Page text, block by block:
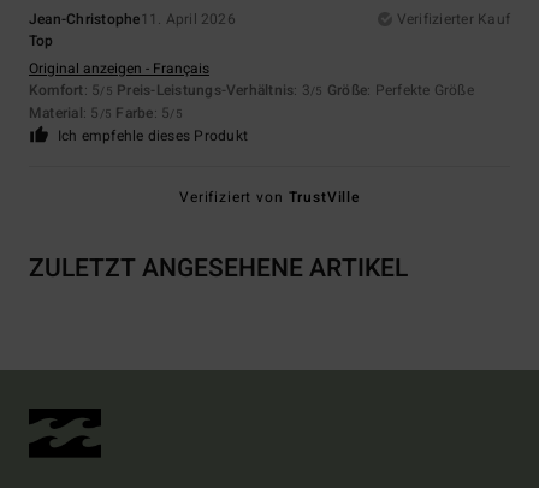
Jean-Christophe11. April 2026
Verifizierter Kauf
Top
Original anzeigen - Français
Komfort: 5/5 Preis-Leistungs-Verhältnis: 3/5 Größe: Perfekte Größe
Material: 5 /5 Farbe: 5/5
Ich empfehle dieses Produkt
Verifiziert von TrustVille
ZULETZT ANGESEHENE ARTIKEL